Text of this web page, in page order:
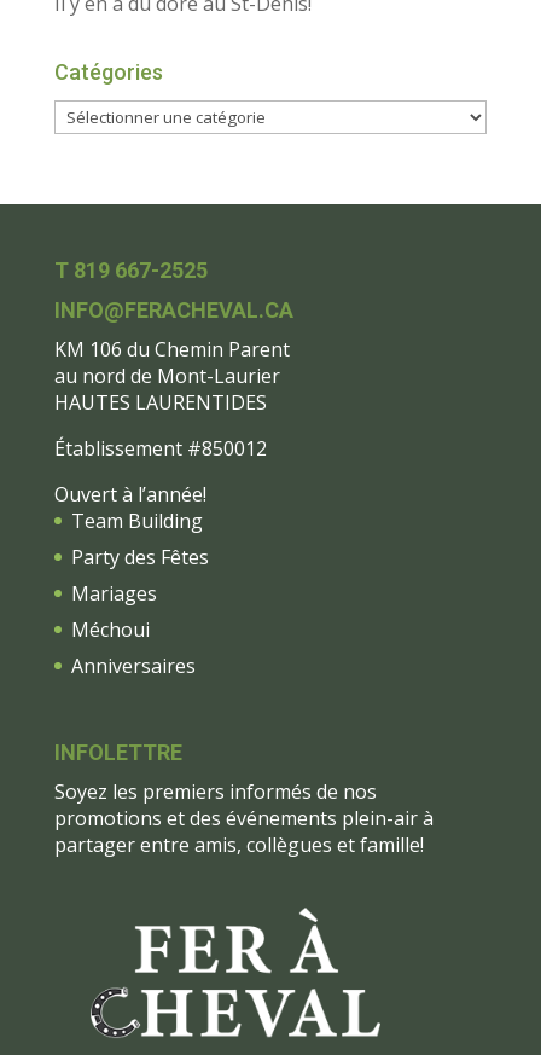
Catégories
T 819 667-2525
INFO@FERACHEVAL.CA
KM 106 du Chemin Parent
au nord de Mont-Laurier
HAUTES LAURENTIDES
Établissement #850012
Ouvert à l’année!
Team Building
Party des Fêtes
Mariages
Méchoui
Anniversaires
INFOLETTRE
Soyez les premiers informés de nos
promotions et des événements plein-air à
partager entre amis, collègues et famille!